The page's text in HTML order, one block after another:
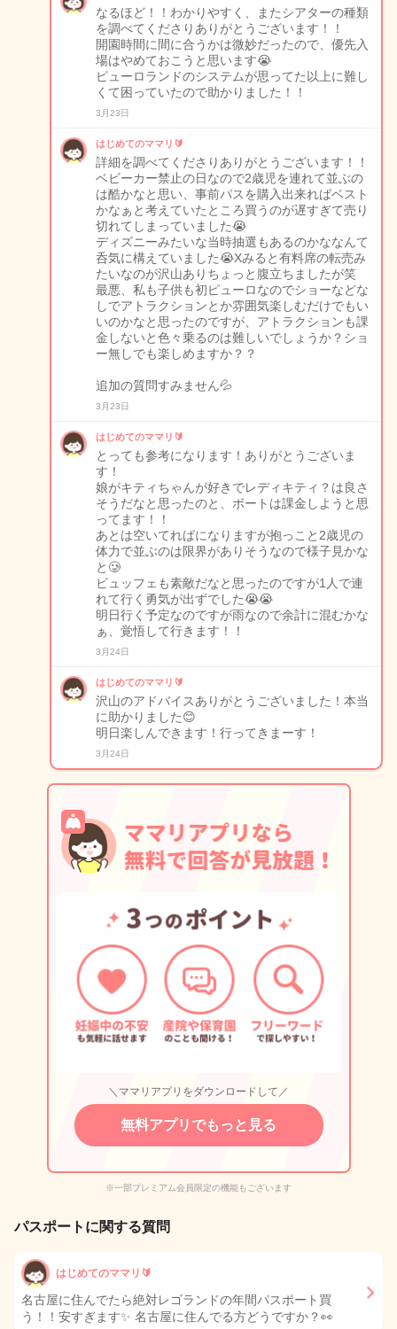
なるほど！！わかりやすく、またシアターの種類
を調べてくださりありがとうございます！！
開園時間に間に合うかは微妙だったので、優先入
場はやめておこうと思います😭
ピューロランドのシステムが思ってた以上に難し
くて困っていたので助かりました！！
3月23日
はじめてのママリ🔰
詳細を調べてくださりありがとうございます！！
ベビーカー禁止の日なので2歳児を連れて並ぶの
は酷かなと思い、事前パスを購入出来ればベスト
かなぁと考えていたところ買うのが遅すぎて売り
切れてしまっていました😭
ディズニーみたいな当時抽選もあるのかななんて
呑気に構えていました😭Xみると有料席の転売み
たいなのが沢山ありちょっと腹立ちましたが笑
最悪、私も子供も初ピューロなのでショーなどな
しでアトラクションとか雰囲気楽しむだけでもい
いのかなと思ったのですが、アトラクションも課
金しないと色々乗るのは難しいでしょうか？ショ
ー無しでも楽しめますか？？
追加の質問すみません💦
3月23日
はじめてのママリ🔰
とっても参考になります！ありがとうございま
す！
娘がキティちゃんが好きでレディキティ？は良さ
そうだなと思ったのと、ボートは課金しようと思
ってます！！
あとは空いてればになりますが抱っこと2歳児の
体力で並ぶのは限界がありそうなので様子見かな
と🥲
ビュッフェも素敵だなと思ったのですが1人で連
れて行く勇気が出ずでした😭😭
明日行く予定なのですが雨なので余計に混むかな
ぁ、覚悟して行きます！！
3月24日
はじめてのママリ🔰
沢山のアドバイスありがとうございました！本当
に助かりました😊
明日楽しんできます！行ってきまーす！
3月24日
＼ママリアプリをダウンロードして／
無料アプリでもっと見る
※一部プレミアム会員限定の機能もございます
パスポートに関する質問
はじめてのママリ🔰
名古屋に住んでたら絶対レゴランドの年間パスポート買
う！！安すぎます✨ 名古屋に住んでる方どうですか？👀